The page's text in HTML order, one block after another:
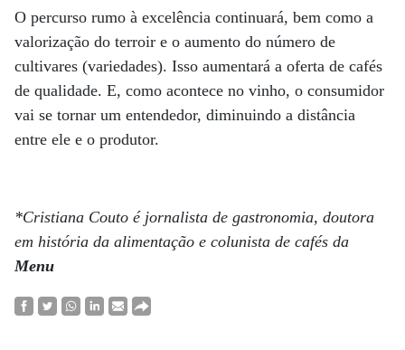
O percurso rumo à excelência continuará, bem como a
valorização do terroir e o aumento do número de
cultivares (variedades). Isso aumentará a oferta de cafés
de qualidade. E, como acontece no vinho, o consumidor
vai se tornar um entendedor, diminuindo a distância
entre ele e o produtor.
*Cristiana Couto é jornalista de gastronomia, doutora
em história da alimentação e colunista de cafés da
Menu